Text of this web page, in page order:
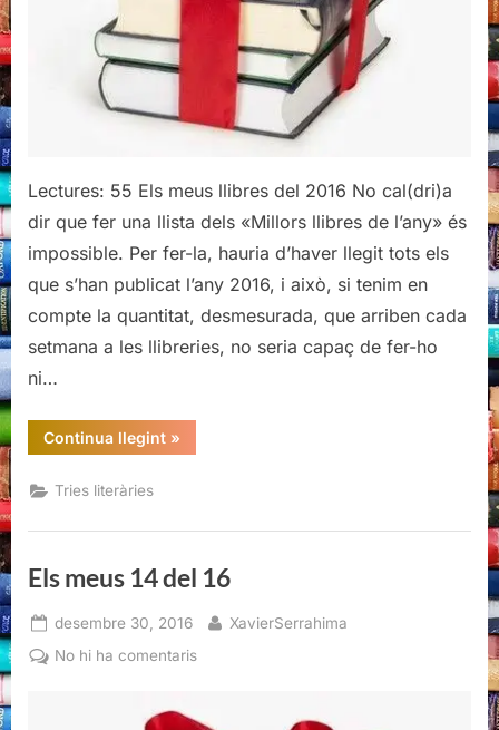
Lectures: 55 Els meus llibres del 2016 No cal(dri)a
dir que fer una llista dels «Millors llibres de l’any» és
impossible. Per fer-la, hauria d’haver llegit tots els
que s’han publicat l’any 2016, i això, si tenim en
compte la quantitat, desmesurada, que arriben cada
setmana a les llibreries, no seria capaç de fer-ho
ni…
Continua llegint“Els
meus
»
Tries literàries
Els meus 14 del 16
Posted
on
desembre 30, 2016 By
XavierSerrahima
No hi ha comentarisa